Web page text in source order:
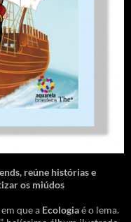
reúne histórias e
os miúdos
que a Ecologiaé o lema.